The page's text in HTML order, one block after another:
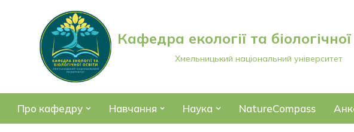
Кафедра екології та біологічної
Хмельницький національний університет
Про кафедру Навчання Наука NatureCompass